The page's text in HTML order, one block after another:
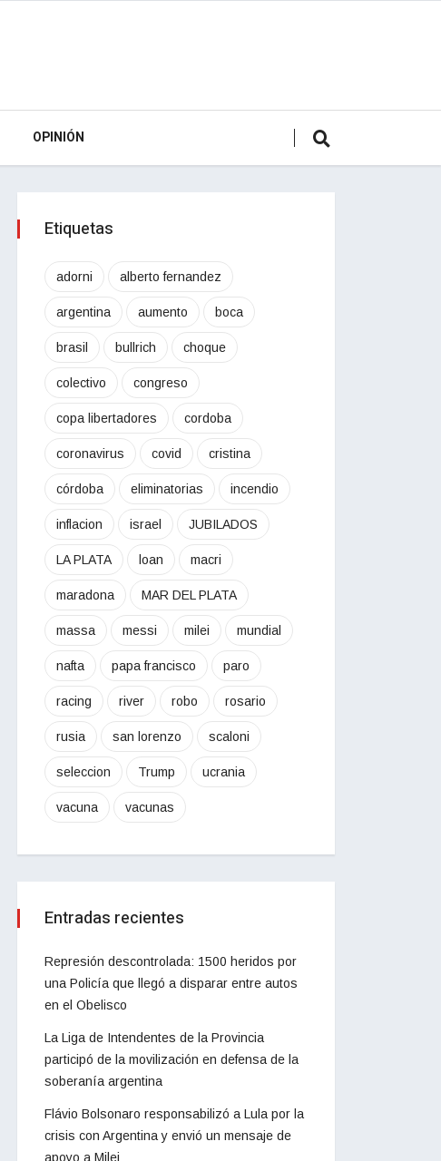
OPINIÓN
Etiquetas
adorni alberto fernandez
argentina aumento boca
brasil bullrich choque
colectivo congreso
copa libertadores cordoba
coronavirus covid cristina
córdoba eliminatorias incendio
inflacion israel JUBILADOS
LA PLATA loan macri
maradona MAR DEL PLATA
massa messi milei mundial
nafta papa francisco paro
racing river robo rosario
rusia san lorenzo scaloni
seleccion Trump ucrania
vacuna vacunas
Entradas recientes
Represión descontrolada: 1500 heridos por
una Policía que llegó a disparar entre autos
en el Obelisco
La Liga de Intendentes de la Provincia
participó de la movilización en defensa de la
soberanía argentina
Flávio Bolsonaro responsabilizó a Lula por la
crisis con Argentina y envió un mensaje de
apoyo a Milei